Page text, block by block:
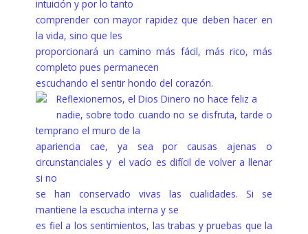
intuición y por lo tanto
comprender con mayor rapidez que deben hacer en
la vida, sino que les
proporcionará un camino más fácil, más rico, más
completo pues permanecen
escuchando el sentir hondo del corazón.
Reflexionemos, el Dios Dinero no hace feliz a
nadie, sobre todo cuando no se disfruta, tarde o
temprano el muro de la
apariencia cae, ya sea por causas ajenas o
circunstanciales y el vacío es difícil de volver a llenar
si no
se han conservado vivas las cualidades. Si se
mantiene la escucha interna y se
es fiel a los sentimientos, las trabas y pruebas que la